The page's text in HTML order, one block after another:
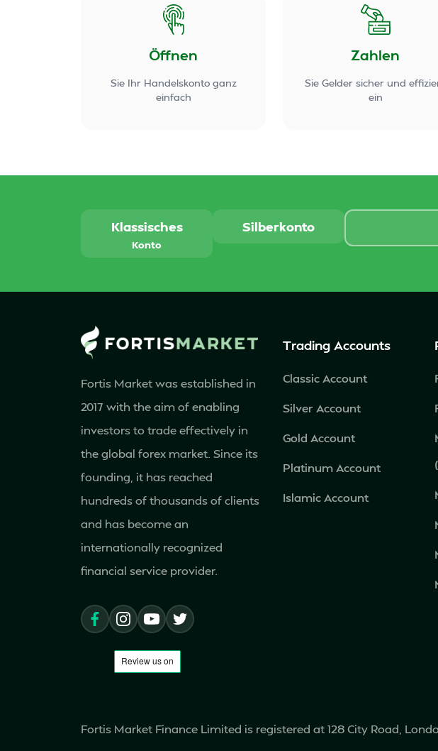
Öffnen
Sie Ihr Handelskonto ganz
einfach
Zahlen
Sie Gelder sicher und
ein
Klassisches
Konto
Silberkonto
Fortis Market was established in
2017 with the aim of enabling
investors to trade effectively in
the global forex market. Since its
founding, it has reached
hundreds of thousands of clients
and has become an
internationally recognized
financial service provider.
Trading Accounts
Classic Account
Silver Account
Gold Account
Platinum Account
Islamic Account
Fortis Market Finance Limited is registered at 128 City Road,